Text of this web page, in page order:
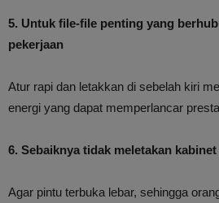
5. Untuk file-file penting yang
pekerjaan
Atur rapi dan letakkan di sebelah kiri
energi yang dapat memperlancar
6. Sebaiknya tidak meletakan
Agar pintu terbuka lebar, sehingga